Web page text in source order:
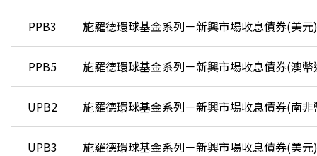
PPB3 施羅德環球基金系列－新興市場收息債券(美
PPB5 施羅德環球基金系列－新興市場收息債券(澳
UPB2 施羅德環球基金系列－新興市場收息債券(南
UPB3 施羅德環球基金系列－新興市場收息債券(美